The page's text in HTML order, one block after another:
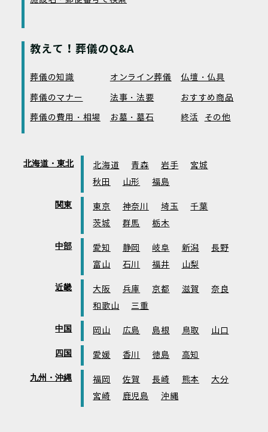
教えて！葬儀のQ&A
葬儀の知識 オンライン葬儀
仏壇・仏具
葬儀のマナー
法事・法要
おすすめ商品
葬儀の費用・相場
お墓・墓石 終活 その他
北海道・東北 北海道 青森 岩手
宮城
秋田
山形 福島
関東 東京 神奈川 埼玉
千葉
茨城
群馬 栃木
中部 愛知 静岡 岐阜 新潟
長野
富山
石川 福井 山梨
近畿 大阪 兵庫 京都 滋賀
奈良
和歌山
三重
中国 岡山 広島 島根 鳥取 山口
四国 愛媛 香川 徳島 高知
九州・沖縄 福岡 佐賀 長崎 熊本
大分
宮崎
鹿児島 沖縄